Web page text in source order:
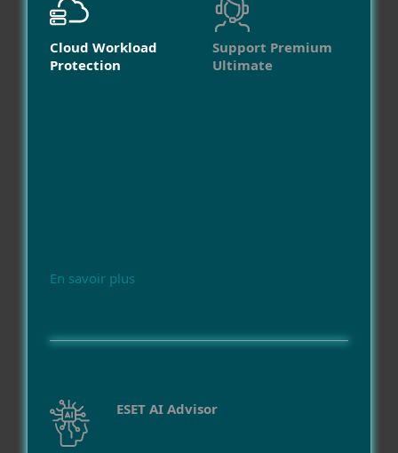
Cloud Workload
Protection
En savoir plus
Support Premium
Ultimate
ESET AI Advisor